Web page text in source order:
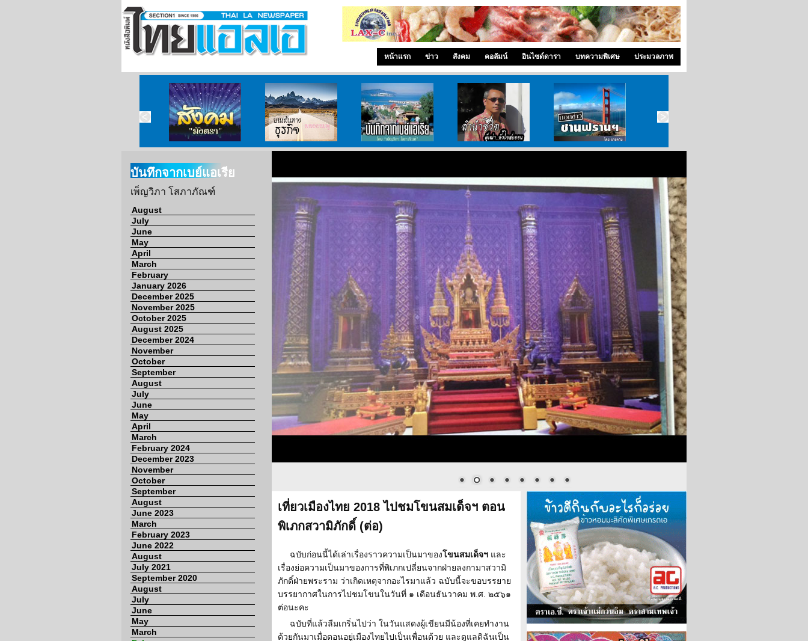
หน้าแรก ข่าว สังคม คอลัมน์ อินไซด์ดารา บทความพิเศษ ประมวลภาพ
สังคมมังตรา บนเส้นทางธุรกิจ บันทึกจากเบย์เอเรีย ลำนำ..ชีวิต บอกข่าว ซานฟราน ท่องไปใน San Francisco
บันทึกจากเบย์แอเรีย
เพ็ญวิภา โสภาภัณฑ์
August
July
June
May
April
March
February
January 2026
December 2025
November 2025
October 2025
August 2025
December 2024
November
October
September
August
July
June
May
April
March
February 2024
December 2023
November
October
September
August
June 2023
March
February 2023
June 2022
August
July 2021
September 2020
August
July
June
May
March
เที่ยวเมืองไทย 2018 ไปชมโขนสมเด็จฯ ตอน
พิเภกสวามิภักดิ์ (ต่อ)
ฉบับก่อนนี้ได้เล่าเรื่องราวความเป็นมาของโขนสมเด็จฯ และ
เรื่องย่อความเป็นมาของการที่พิเภกเปลี่ยนจากฝ่ายลงกามาสวามิ
ภักดิ์ฝ่ายพระราม ว่าเกิดเหตุจากอะไรมาแล้ว ฉบับนี้จะขอบรรยาย
บรรยากาศในการไปชมโขนในวันที่ ๑ เดือนธันวาคม พ.ศ. ๒๕๖๑
ต่อนะคะ
ฉบับที่แล้วลืมเกริ่นไปว่า ในวันแสดงผู้เขียนมีน้องที่เคยทำงาน
ด้วยกันมาเมื่อตอนอยู่เมืองไทยไปเป็นเพื่อนด้วย และดูแลดิฉันเป็น